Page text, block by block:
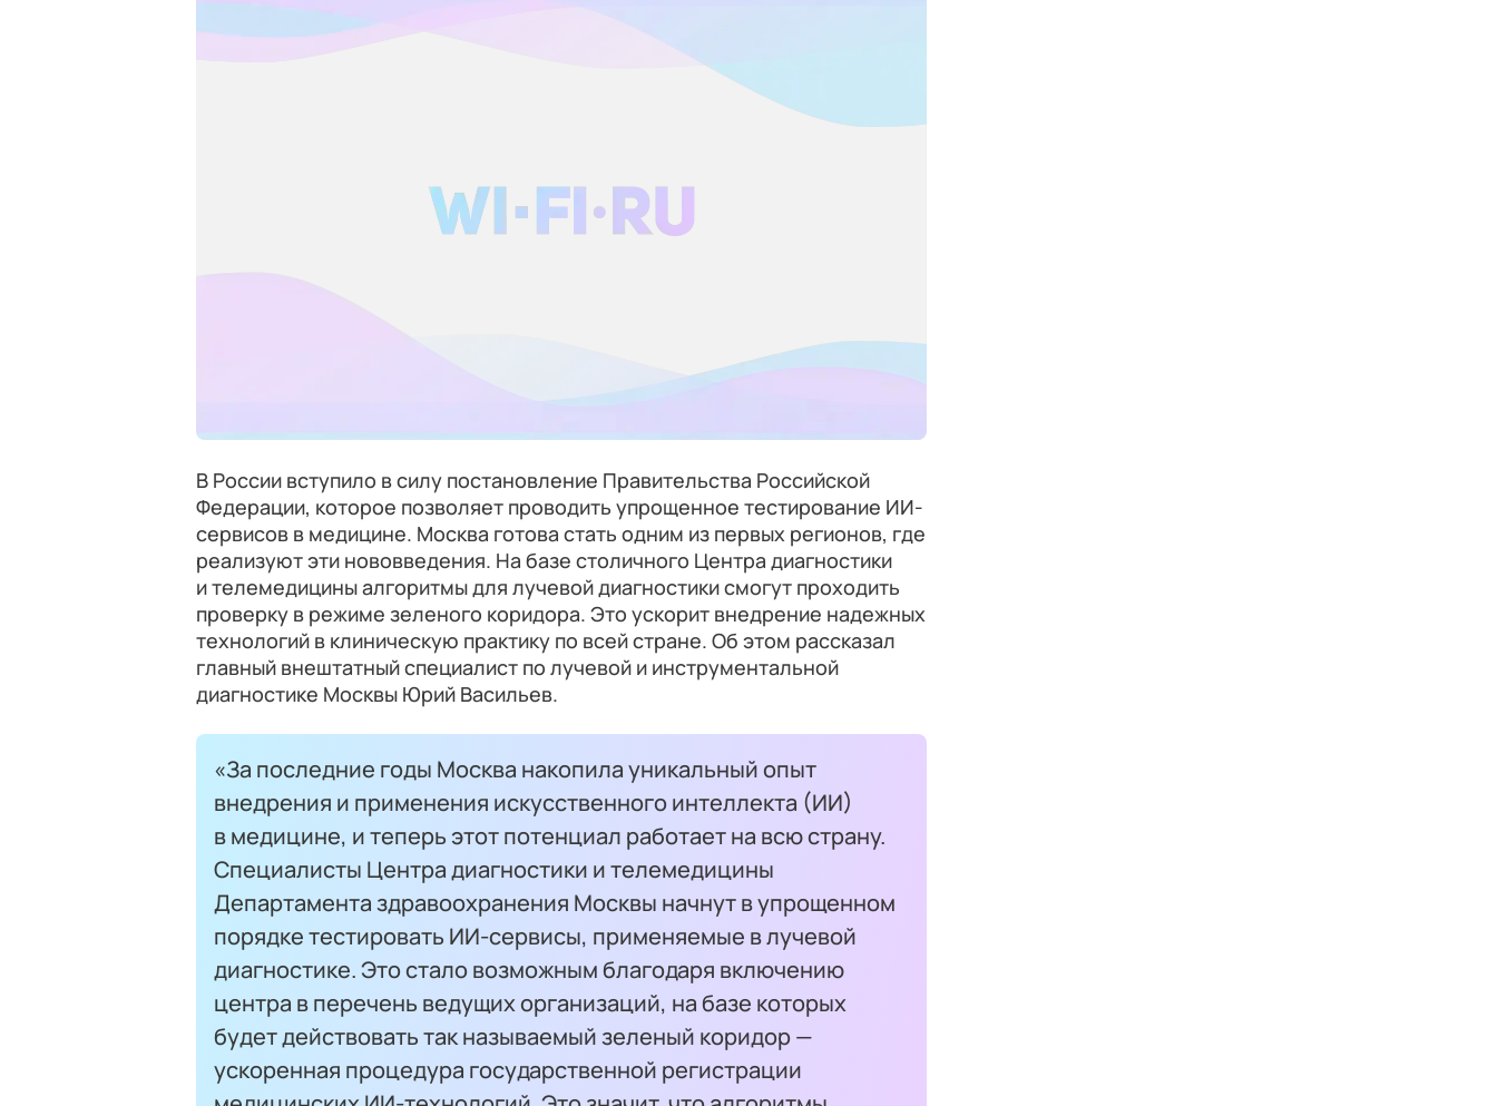
В России вступило в силу постановление Правительства Российской
Федерации, которое позволяет проводить упрощенное тестирование ИИ-
сервисов в медицине. Москва готова стать одним из первых регионов, где
реализуют эти нововведения. На базе столичного Центра диагностики
и телемедицины алгоритмы для лучевой диагностики смогут проходить
проверку в режиме зеленого коридора. Это ускорит внедрение надежных
технологий в клиническую практику по всей стране. Об этом рассказал
главный внештатный специалист по лучевой и инструментальной
диагностике Москвы Юрий Васильев.
«За последние годы Москва накопила уникальный опыт
внедрения и применения искусственного интеллекта (ИИ)
в медицине, и теперь этот потенциал работает на всю страну.
Специалисты Центра диагностики и телемедицины
Департамента здравоохранения Москвы начнут в упрощенном
порядке тестировать ИИ-сервисы, применяемые в лучевой
диагностике. Это стало возможным благодаря включению
центра в перечень ведущих организаций, на базе которых
будет действовать так называемый зеленый коридор —
ускоренная процедура государственной регистрации